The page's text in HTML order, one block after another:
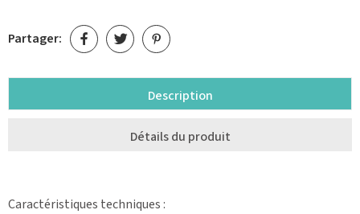
Partager:
Description
Détails du produit
Caractéristiques techniques :